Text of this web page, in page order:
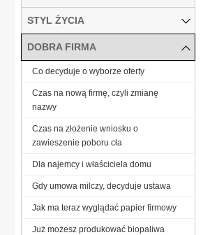
STYL ŻYCIA
DOBRA FIRMA
Co decyduje o wyborze oferty
Czas na nową firmę, czyli zmianę
nazwy
Czas na złożenie wniosku o
zawieszenie poboru cła
Dla najemcy i właściciela domu
Gdy umowa milczy, decyduje ustawa
Jak ma teraz wyglądać papier firmowy
Już możesz produkować biopaliwa